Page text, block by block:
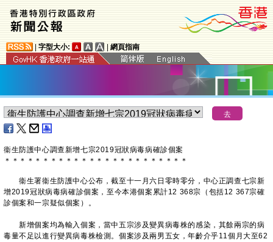
字型大小: 網頁指南
衞生防護中心調查新增七宗2019冠狀病毒病確診個案
＊ ＊ ＊ ＊ ＊ ＊ ＊ ＊ ＊ ＊ ＊ ＊ ＊ ＊ ＊ ＊ ＊ ＊ ＊ ＊ ＊ ＊ ＊ ＊
衞生署衞生防護中心公布，截至十一月六日零時零分，中心正調查七宗新
增2019冠狀病毒病確診個案，至今本港個案累計12 368宗（包括12 367宗確
診個案和一宗疑似個案）。
新增個案均為輸入個案，當中五宗涉及變異病毒株的感染，其餘兩宗的病
毒量不足以進行變異病毒株檢測。個案涉及兩男五女，年齡介乎11個月大至62